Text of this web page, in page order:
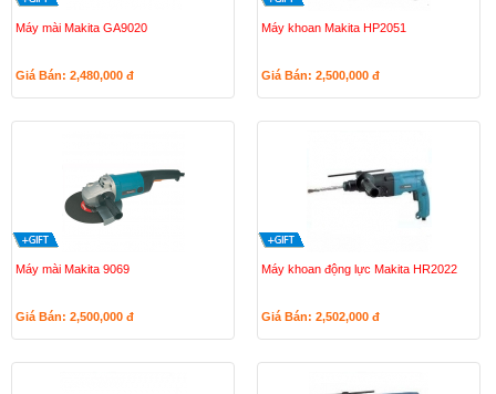
Máy mài Makita GA9020
Giá Bán: 2,480,000 đ
Máy khoan Makita HP2051
Giá Bán: 2,500,000 đ
Máy mài Makita 9069
Giá Bán: 2,500,000 đ
Máy khoan động lực Makita HR2022
Giá Bán: 2,502,000 đ